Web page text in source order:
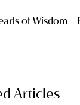
of Wisdom
Articles